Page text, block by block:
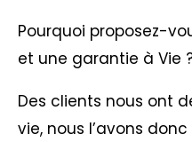
Pourquoi proposez-
et une garantie à Vie
Des clients nous ont
vie, nous l’avons